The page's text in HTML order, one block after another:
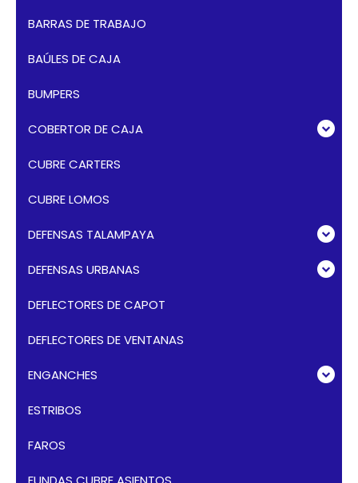
BARRAS DE TRABAJO
BAÚLES DE CAJA
BUMPERS
COBERTOR DE CAJA
CUBRE CARTERS
CUBRE LOMOS
DEFENSAS TALAMPAYA
DEFENSAS URBANAS
DEFLECTORES DE CAPOT
DEFLECTORES DE VENTANAS
ENGANCHES
ESTRIBOS
FAROS